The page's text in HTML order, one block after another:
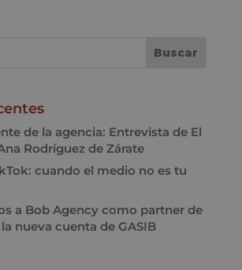
de la agencia: Entrevista de El
Rodríguez de Zárate
cuando el medio no es tu
a Bob Agency como partner de
nueva cuenta de GASIB